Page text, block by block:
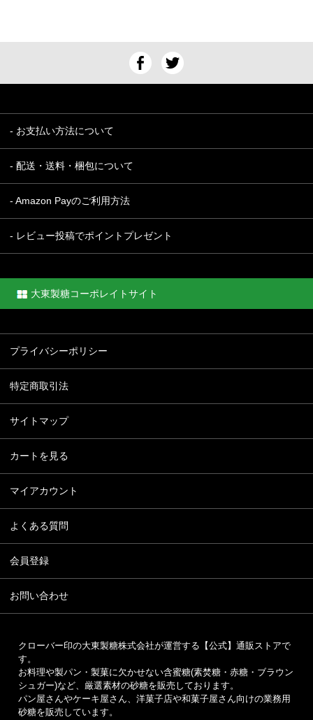
- お支払い方法について
- 配送・送料・梱包について
- Amazon Payのご利用方法
- レビュー投稿でポイントプレゼント
大東製糖コーポレイトサイト
プライバシーポリシー
特定商取引法
サイトマップ
カートを見る
マイアカウント
よくある質問
会員登録
お問い合わせ
クローバー印の大東製糖株式会社が運営する【公式】通販ストアで
す。
お料理や製パン・製菓に欠かせない含蜜糖(素焚糖・赤糖・ブラウン
シュガー)など、厳選素材の砂糖を販売しております。
パン屋さんやケーキ屋さん、洋菓子店や和菓子屋さん向けの業務用
砂糖を販売しています。